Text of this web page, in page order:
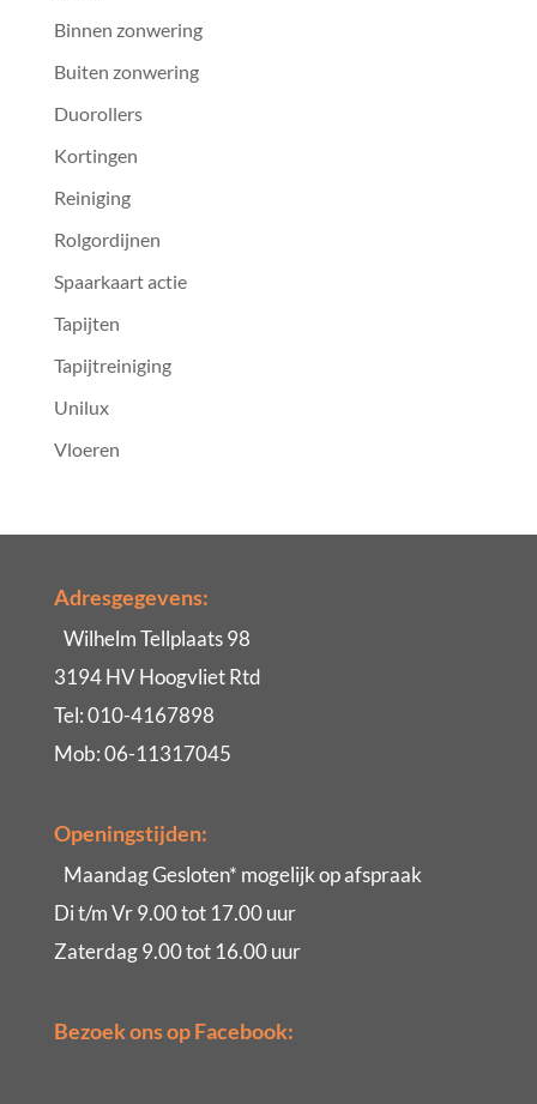
Binnen zonwering
Buiten zonwering
Duorollers
Kortingen
Reiniging
Rolgordijnen
Spaarkaart actie
Tapijten
Tapijtreiniging
Unilux
Vloeren
Adresgegevens:
Wilhelm Tellplaats 98
3194 HV Hoogvliet Rtd
Tel: 010-4167898
Mob: 06-11317045
Openingstijden:
Maandag Gesloten* mogelijk op afspraak
Di t/m Vr 9.00 tot 17.00 uur
Zaterdag 9.00 tot 16.00 uur
Bezoek ons op Facebook: